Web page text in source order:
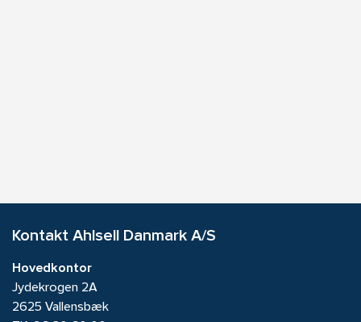
Kontakt Ahlsell Danmark A/S
Hovedkontor
Jydekrogen 2A
2625 Vallensbæk